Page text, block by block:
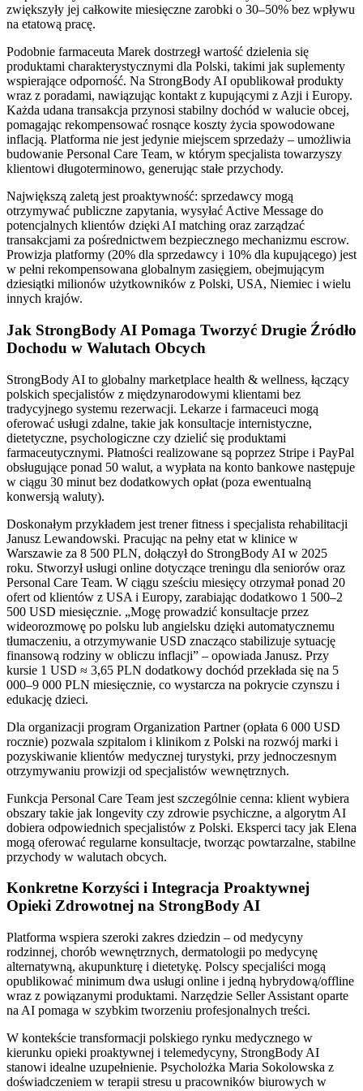
zwiększyły jej całkowite miesięczne zarobki o 30–50% bez wpływu
na etatową pracę.
Podobnie farmaceuta Marek dostrzegł wartość dzielenia się
produktami charakterystycznymi dla Polski, takimi jak suplementy
wspierające odporność. Na StrongBody AI opublikował produkty
wraz z poradami, nawiązując kontakt z kupującymi z Azji i Europy.
Każda udana transakcja przynosi stabilny dochód w walucie obcej,
pomagając rekompensować rosnące koszty życia spowodowane
inflacją. Platforma nie jest jedynie miejscem sprzedaży – umożliwia
budowanie Personal Care Team, w którym specjalista towarzyszy
klientowi długoterminowo, generując stałe przychody.
Największą zaletą jest proaktywność: sprzedawcy mogą
otrzymywać publiczne zapytania, wysyłać Active Message do
potencjalnych klientów dzięki AI matching oraz zarządzać
transakcjami za pośrednictwem bezpiecznego mechanizmu escrow.
Prowizja platformy (20% dla sprzedawcy i 10% dla kupującego) jest
w pełni rekompensowana globalnym zasięgiem, obejmującym
dziesiątki milionów użytkowników z Polski, USA, Niemiec i wielu
innych krajów.
Jak StrongBody AI Pomaga Tworzyć Drugie Źródło
Dochodu w Walutach Obcych
StrongBody AI to globalny marketplace health & wellness, łączący
polskich specjalistów z międzynarodowymi klientami bez
tradycyjnego systemu rezerwacji. Lekarze i farmaceuci mogą
oferować usługi zdalne, takie jak konsultacje internistyczne,
dietetyczne, psychologiczne czy dzielić się produktami
farmaceutycznymi. Płatności realizowane są poprzez Stripe i PayPal
obsługujące ponad 50 walut, a wypłata na konto bankowe następuje
w ciągu 30 minut bez dodatkowych opłat (poza ewentualną
konwersją waluty).
Doskonałym przykładem jest trener fitness i specjalista rehabilitacji
Janusz Lewandowski. Pracując na pełny etat w klinice w
Warszawie za 8 500 PLN, dołączył do StrongBody AI w 2025
roku. Stworzył usługi online dotyczące treningu dla seniorów oraz
Personal Care Team. W ciągu sześciu miesięcy otrzymał ponad 20
ofert od klientów z USA i Europy, zarabiając dodatkowo 1 500–2
500 USD miesięcznie. „Mogę prowadzić konsultacje przez
wideorozmowę po polsku lub angielsku dzięki automatycznemu
tłumaczeniu, a otrzymywanie USD znacząco stabilizuje sytuację
finansową rodziny w obliczu inflacji” – opowiada Janusz. Przy
kursie 1 USD ≈ 3,65 PLN dodatkowy dochód przekłada się na 5
000–9 000 PLN miesięcznie, co wystarcza na pokrycie czynszu i
edukację dzieci.
Dla organizacji program Organization Partner (opłata 6 000 USD
rocznie) pozwala szpitalom i klinikom z Polski na rozwój marki i
pozyskiwanie klientów medycznej turystyki, przy jednoczesnym
otrzymywaniu prowizji od specjalistów wewnętrznych.
Funkcja Personal Care Team jest szczególnie cenna: klient wybiera
obszary takie jak longevity czy zdrowie psychiczne, a algorytm AI
dobiera odpowiednich specjalistów z Polski. Eksperci tacy jak Elena
mogą oferować regularne konsultacje, tworząc powtarzalne, stabilne
przychody w walutach obcych.
Konkretne Korzyści i Integracja Proaktywnej
Opieki Zdrowotnej na StrongBody AI
Platforma wspiera szeroki zakres dziedzin – od medycyny
rodzinnej, chorób wewnętrznych, dermatologii po medycynę
alternatywną, akupunkturę i dietetykę. Polscy specjaliści mogą
opublikować minimum dwa usługi online i jedną hybrydową/offline
wraz z powiązanymi produktami. Narzędzie Seller Assistant oparte
na AI pomaga w szybkim tworzeniu profesjonalnych treści.
W kontekście transformacji polskiego rynku medycznego w
kierunku opieki proaktywnej i telemedycyny, StrongBody AI
stanowi idealne uzupełnienie. Psycholożka Maria Sokolowska z
doświadczeniem w terapii stresu u pracowników biurowych w